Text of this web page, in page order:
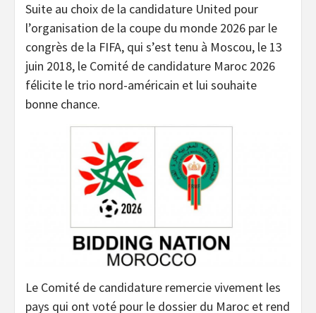
Suite au choix de la candidature United pour
l’organisation de la coupe du monde 2026 par le
congrès de la FIFA, qui s’est tenu à Moscou, le 13
juin 2018, le Comité de candidature Maroc 2026
félicite le trio nord-américain et lui souhaite
bonne chance.
Le Comité de candidature remercie vivement les
pays qui ont voté pour le dossier du Maroc et rend